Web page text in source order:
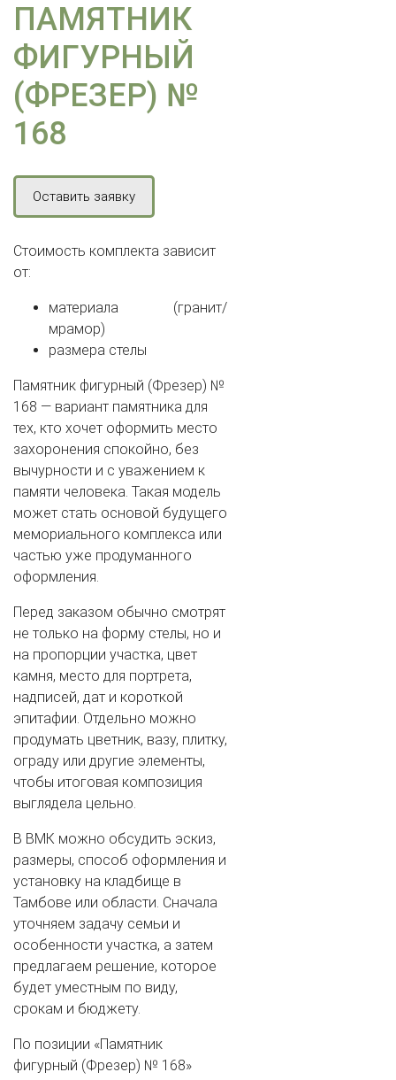
ПАМЯТНИК
ФИГУРНЫЙ
(ФРЕЗЕР) №
168
Оставить заявку
Стоимость комплекта зависит
от:
материала (гранит/
мрамор)
размера стелы
Памятник фигурный (Фрезер) №
168 — вариант памятника для
тех, кто хочет оформить место
захоронения спокойно, без
вычурности и с уважением к
памяти человека. Такая модель
может стать основой будущего
мемориального комплекса или
частью уже продуманного
оформления.
Перед заказом обычно смотрят
не только на форму стелы, но и
на пропорции участка, цвет
камня, место для портрета,
надписей, дат и короткой
эпитафии. Отдельно можно
продумать цветник, вазу, плитку,
ограду или другие элементы,
чтобы итоговая композиция
выглядела цельно.
В ВМК можно обсудить эскиз,
размеры, способ оформления и
установку на кладбище в
Тамбове или области. Сначала
уточняем задачу семьи и
особенности участка, а затем
предлагаем решение, которое
будет уместным по виду,
срокам и бюджету.
По позиции «Памятник
фигурный (Фрезер) № 168»